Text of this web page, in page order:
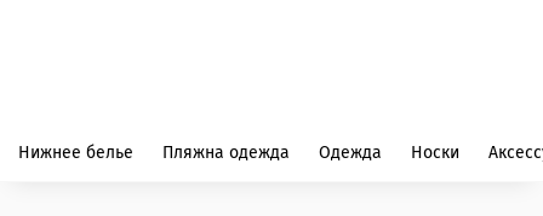
Нижнее белье Пляжна одежда Одежда Носки